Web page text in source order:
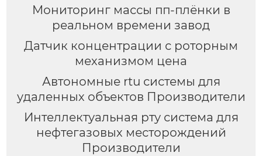
Мониторинг массы пп-плёнки в
реальном времени завод
Датчик концентрации с роторным
механизмом цена
Автономные rtu системы для
удаленных объектов Производители
Интеллектуальная рту система для
нефтегазовых месторождений
Производители